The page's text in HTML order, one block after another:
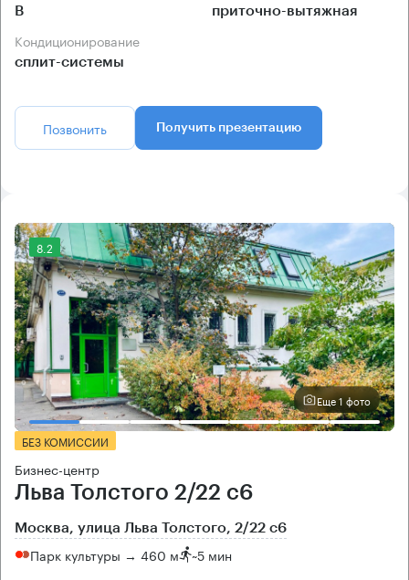
B приточно-вытяжная
Кондиционирование
сплит-системы
Позвонить Получить презентацию
8.2
Еще 1 фото
БЕЗ КОМИССИИ
Бизнес-центр
Льва Толстого 2/22 с6
Москва, улица Льва Толстого, 2/22 с6
Парк культуры → 460 м ~5 мин